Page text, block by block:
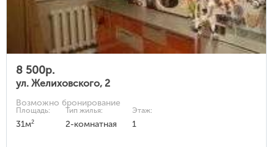
8 500р.
ул. Желиховского, 2
Возможно бронирование
Площадь:
31м2
Тип жилья:
2-комнатная
Этаж:
1